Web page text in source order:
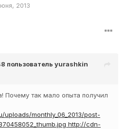
2013
пользователь yurashkin
Почему так мало опыта получил
monthly_06_2013/post-
http://cdn-